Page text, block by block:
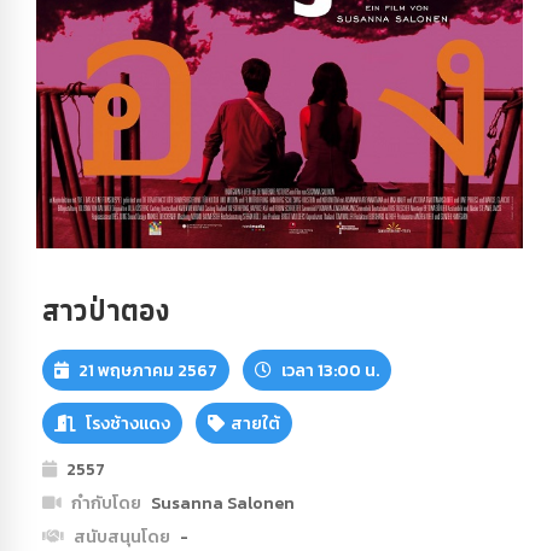
สาวป่าตอง
21 พฤษภาคม 2567 เวลา 13:00 น.
โรงช้างแดง
สายใต้
2557
กำกับโดย Susanna Salonen
สนับสนุนโดย -